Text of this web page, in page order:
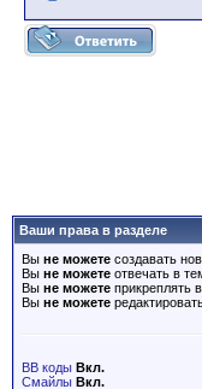
Ваши права в разделе
Вы не можете создавать
Вы не можете отвечать в
Вы не можете прикреплять
Вы не можете
BB коды Вкл.
Смайлы Вкл.